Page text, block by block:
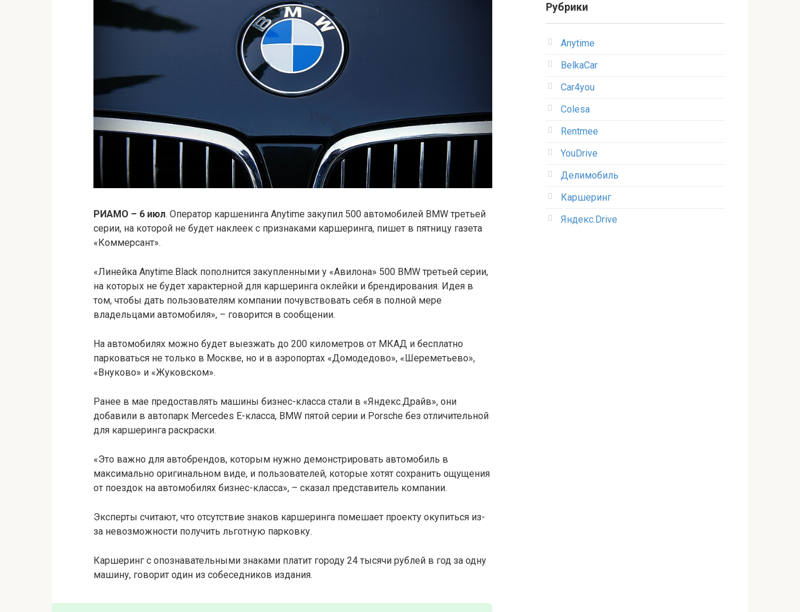
РИАМО – 6 июл. Оператор каршенинга Anytime закупил 500 автомобилей BMW третьей
серии, на которой не будет наклеек с признаками каршеринга, пишет в пятницу газета
«Коммерсант».
«Линейка Anytime.Black пополнится закупленными у «Авилона» 500 BMW третьей серии,
на которых не будет характерной для каршеринга оклейки и брендирования. Идея в
том, чтобы дать пользователям компании почувствовать себя в полной мере
владельцами автомобиля», – говорится в сообщении.
На автомобилях можно будет выезжать до 200 километров от МКАД и бесплатно
парковаться не только в Москве, но и в аэропортах «Домодедово», «Шереметьево»,
«Внуково» и «Жуковском».
Ранее в мае предоставлять машины бизнес-класса стали в «Яндекс.Драйв», они
добавили в автопарк Mercedes E-класса, BMW пятой серии и Porsche без отличительной
для каршеринга раскраски.
«Это важно для автобрендов, которым нужно демонстрировать автомобиль в
максимально оригинальном виде, и пользователей, которые хотят сохранить ощущения
от поездок на автомобилях бизнес-класса», – сказал представитель компании.
Эксперты считают, что отсутствие знаков каршеринга помешает проекту окупиться из-
за невозможности получить льготную парковку.
Каршеринг с опознавательными знаками платит городу 24 тысячи рублей в год за одну
машину, говорит один из собеседников издания.
Рубрики
Anytime
BelkaCar
Car4you
Colesa
Rentmee
YouDrive
Делимобиль
Каршеринг
Яндекс.Drive